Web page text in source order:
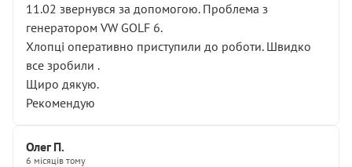
11.02 звернувся за допомогою. Проблема з
генератором VW GOLF 6.
Хлопці оперативно приступили до роботи. Швидко
все зробили .
Щиро дякую.
Рекомендую
Олег П.
6 місяців тому